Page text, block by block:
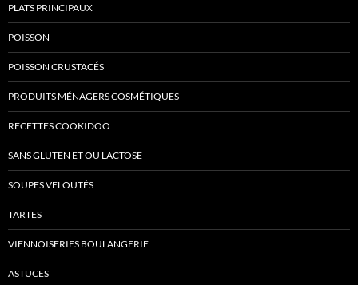
PLATS PRINCIPAUX
POISSON
POISSON CRUSTACÉS
PRODUITS MÉNAGERS COSMÉTIQUES
RECETTES COOKIDOO
SANS GLUTEN ET OU LACTOSE
SOUPES VELOUTÉS
TARTES
VIENNOISERIES BOULANGERIE
ASTUCES